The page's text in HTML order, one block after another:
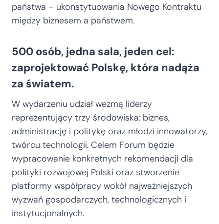
państwa – ukonstytuowania Nowego Kontraktu
między biznesem a państwem.
500 osób, jedna sala, jeden cel:
zaprojektować Polskę, która nadąża
za światem.
W wydarzeniu udział wezmą liderzy
reprezentujący trzy środowiska: biznes,
administrację i politykę oraz młodzi innowatorzy,
twórcu technologii. Celem Forum będzie
wypracowanie konkretnych rekomendacji dla
polityki rozwojowej Polski oraz stworzenie
platformy współpracy wokół najważniejszych
wyzwań gospodarczych, technologicznych i
instytucjonalnych.